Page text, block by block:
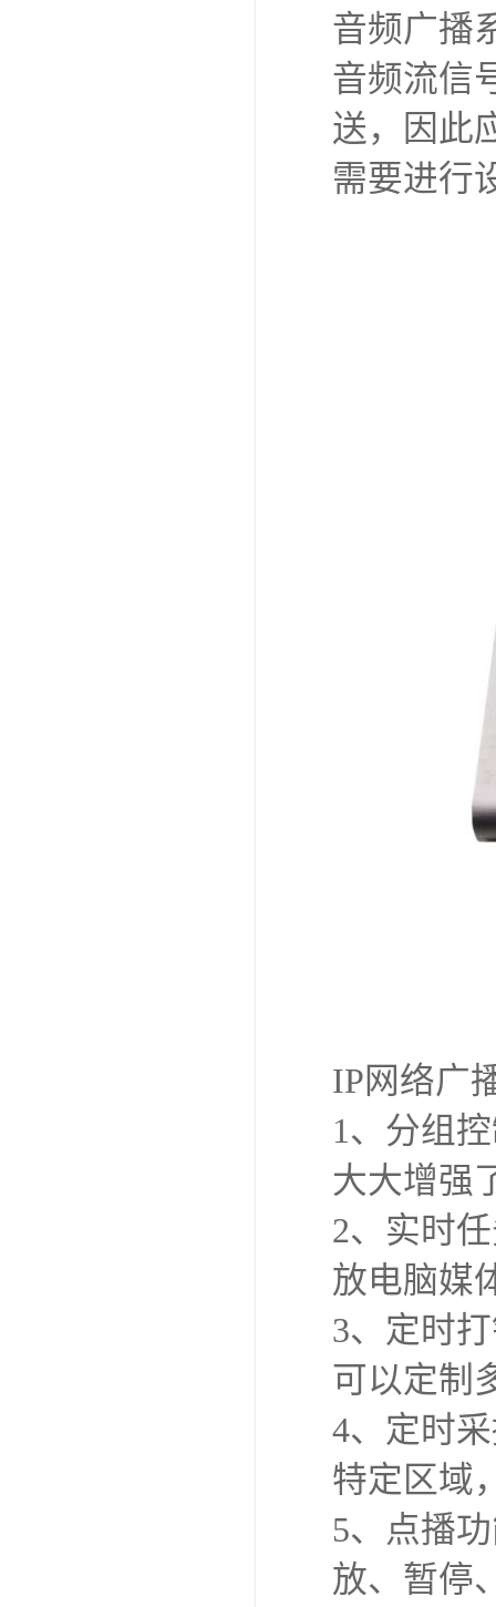
音频广播
音频流信
送，因此
需要进行
IP网络广
1、分组
大大增强
2、实时
放电脑媒
3、定时
可以定制
4、定时
特定区域
5、点播
放、暂停